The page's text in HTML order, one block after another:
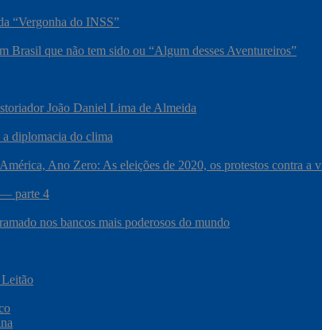
“Vergonha do INSS”
Brasil que não tem sido ou “Algum desses Aventureiros”
João Daniel Lima de Almeida
diplomacia do clima
Ano Zero: As eleições de 2020, os protestos contra
— parte 4
nos bancos mais poderosos do mundo